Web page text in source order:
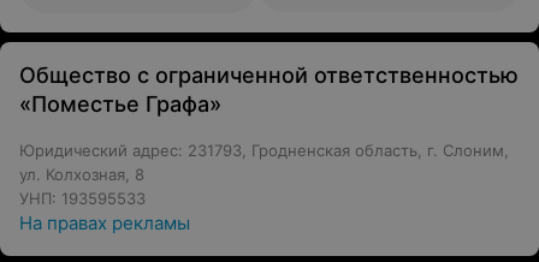
Общество с ограниченной ответственностью
«Поместье Графа»
Юридический адрес: 231793, Гродненская область, г. Слоним,
ул. Колхозная, 8
УНП: 193595533
На правах рекламы